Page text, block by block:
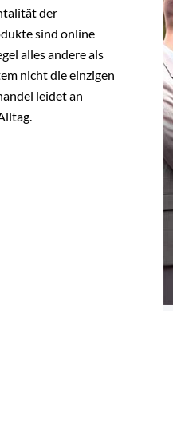
der
sind online
alles andere als
nicht die einzigen
leidet an